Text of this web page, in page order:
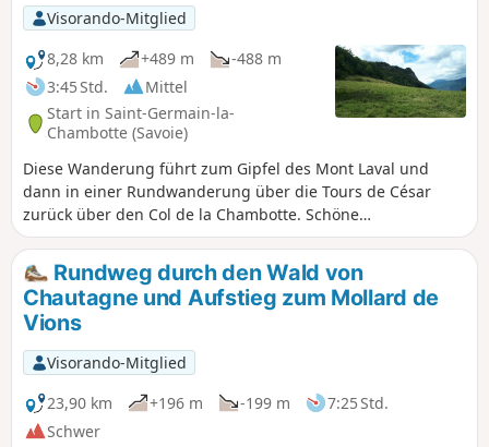
Visorando-Mitglied
8,28 km
+489 m
-488 m
3:45 Std.
Mittel
Start in Saint-Germain-la-
Chambotte (Savoie)
Diese Wanderung führt zum Gipfel des Mont Laval und
dann in einer Rundwanderung über die Tours de César
zurück über den Col de la Chambotte. Schöne
Aussichtspunkte auf den Lac du Bourget und die
umliegenden Bergmassive.
Rundweg durch den Wald von
Chautagne und Aufstieg zum Mollard de
Vions
Visorando-Mitglied
23,90 km
+196 m -199 m
7:25 Std.
Schwer